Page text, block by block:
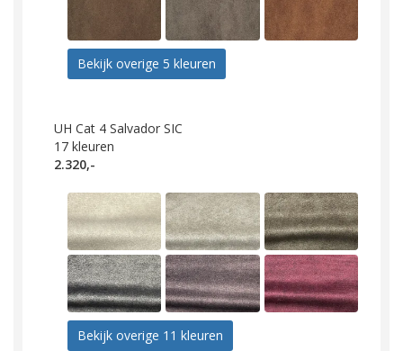
Bekijk overige 5 kleuren
UH Cat 4 Salvador SIC
17 kleuren
2.320,-
Bekijk overige 11 kleuren